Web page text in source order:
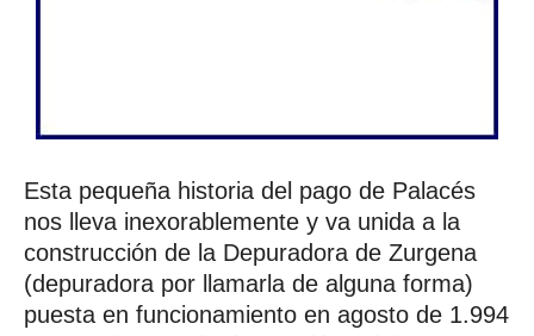
Esta pequeña historia del pago de Palacés
nos lleva inexorablemente y va unida a la
construcción de la Depuradora de Zurgena
(depuradora por llamarla de alguna forma)
puesta en funcionamiento en agosto de 1.994